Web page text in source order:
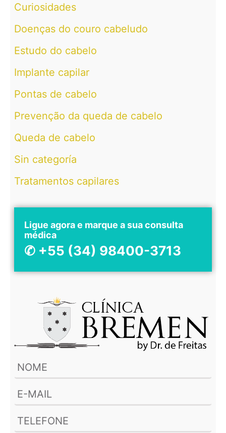
Curiosidades
Doenças do couro cabeludo
Estudo do cabelo
Implante capilar
Pontas de cabelo
Prevenção da queda de cabelo
Queda de cabelo
Sin categoría
Tratamentos capilares
Ligue agora e marque a sua consulta
médica
✆ +55 (34) 98400-3713